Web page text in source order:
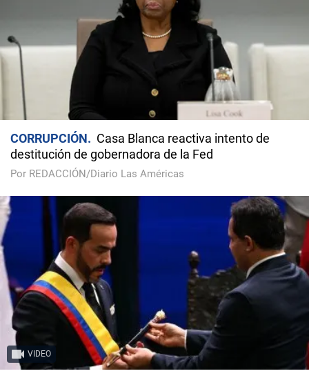
CORRUPCIÓN
Casa Blanca reactiva intento de
destitución de gobernadora de la Fed
Por REDACCIÓN/Diario Las Américas
VIDEO